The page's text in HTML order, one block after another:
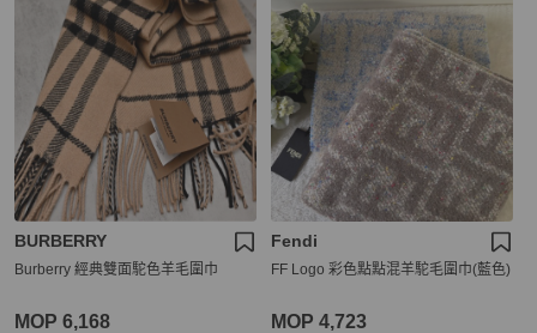
BURBERRY
Burberry 經典雙面駝色羊毛圍巾
MOP 6,168
Fendi
FF Logo 彩色點點混羊駝毛圍巾(藍色)
MOP 4,723